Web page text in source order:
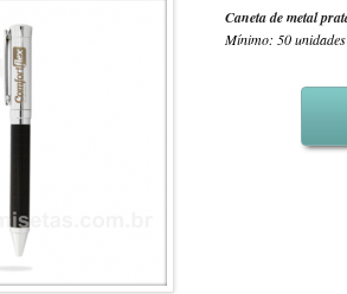
Caneta de metal
Mínimo: 50 unidades